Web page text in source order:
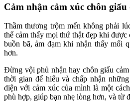
Cảm nhận cảm xúc chôn giấu
Thầm thương trộm mến không phải
thể cảm thấy mọi thứ thật đẹp khi
buồn bã, ảm đạm khi nhận thấy mối
hơn.
Đừng vội phủ nhận hay chôn giấu
thời gian để hiểu và chấp nhận
diện với cảm xúc của mình là một
phù hợp, giúp bạn nhẹ lòng hơn, và từ